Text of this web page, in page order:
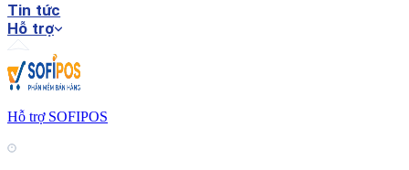
Tin tức
Hỗ trợ
Hỗ trợ SOFIPOS